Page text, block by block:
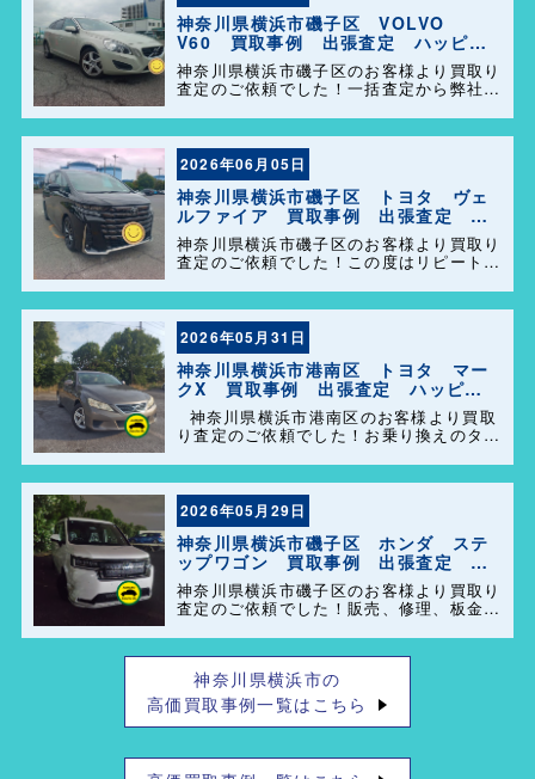
神奈川県横浜市磯子区 VOLVO
V60 買取事例 出張査定 ハッピー
カーズ港南店！
神奈川県横浜市磯子区のお客様より買取り
査定のご依頼でした！一括査定から弊社を
(^o^)／ また、事務所に遊びに来てくださ
い。
2026年06月05日
神奈川県横浜市磯子区 トヨタ ヴェ
ルファイア 買取事例 出張査定 ハ
ッピーカーズ港南店！
神奈川県横浜市磯子区のお客様より買取り
査定のご依頼でした！この度はリピートで
様のお車を迅速かつ丁寧に対応させていた
だきました。 今後ともよろしくお願いし
ます＼(^o^)／
2026年05月31日
神奈川県横浜市港南区 トヨタ マー
クX 買取事例 出張査定 ハッピー
カーズ港南店！
神奈川県横浜市港南区のお客様より買取
り査定のご依頼でした！お乗り換えのタイ
い取らせて頂きありがとうございます。今
後とも弊社の事をよろしくお願いします＼
(^o^)／
2026年05月29日
神奈川県横浜市磯子区 ホンダ ステ
ップワゴン 買取事例 出張査定 ハ
ッピーカーズ港南店！
神奈川県横浜市磯子区のお客様より買取り
査定のご依頼でした！販売、修理、板金、
で困った事があれば、気軽にご相談して下
さい(^o^)／
神奈川県横浜市の
高価買取事例一覧はこちら